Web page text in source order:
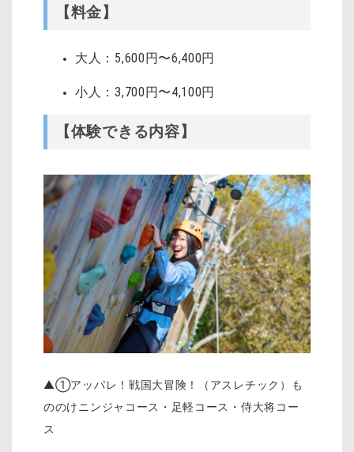
【料金】
大人：5,600円〜6,400円
小人：3,700円〜4,100円
【体験できる内容】
▲①アッパレ！戦国大冒険！（アスレチック）も
ののけニンジャコース・足軽コース・侍大将コー
ス